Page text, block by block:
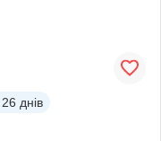
26 днів